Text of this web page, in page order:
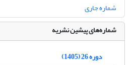
شماره جاری
شماره‌های پیشین نشریه
دوره 26 (1405)